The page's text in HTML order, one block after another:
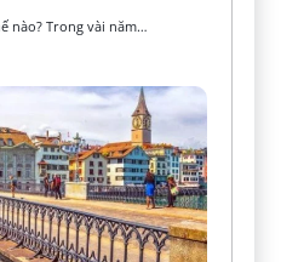
nào? Trong vài năm…